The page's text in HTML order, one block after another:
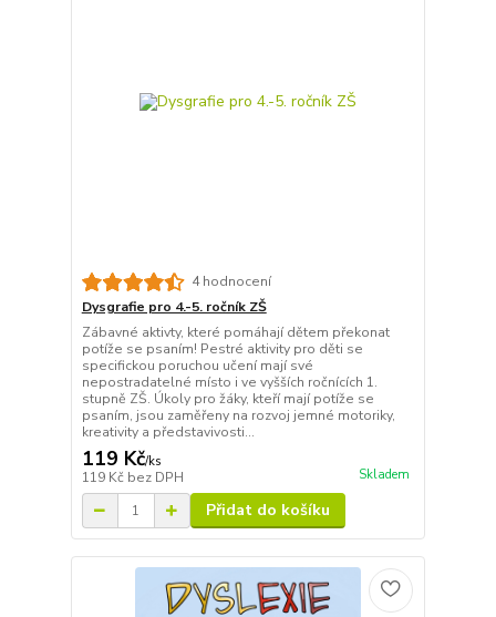
4 hodnocení
Dysgrafie pro 4.-5. ročník ZŠ
Zábavné aktivty, které pomáhají dětem překonat
potíže se psaním! Pestré aktivity pro děti se
specifickou poruchou učení mají své
nepostradatelné místo i ve vyšších ročnících 1.
stupně ZŠ. Úkoly pro žáky, kteří mají potíže se
psaním, jsou zaměřeny na rozvoj jemné motoriky,
kreativity a představivosti...
119 Kč/ks
119 Kč bez DPH Skladem
Přidat do košíku